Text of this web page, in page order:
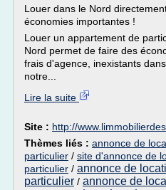
Louer dans le Nord
économies importantes !
Louer un appartement de
Nord permet de faire des
frais d'agence, inexistants
notre...
Lire la suite
Site : http://
Thèmes liés : annonce de
particulier / site d'annonce de
particulier / annonce de
particulier / annonce de